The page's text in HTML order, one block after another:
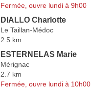
Fermée, ouvre lundi à 9h00
DIALLO Charlotte
Le Taillan-Médoc
2.5 km
ESTERNELAS Marie
Mérignac
2.7 km
Fermée, ouvre lundi à 10h00